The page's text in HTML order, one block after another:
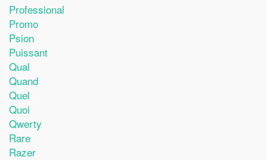
Professional
Promo
Psion
Puissant
Qual
Quand
Quel
Quoi
Qwerty
Rare
Razer